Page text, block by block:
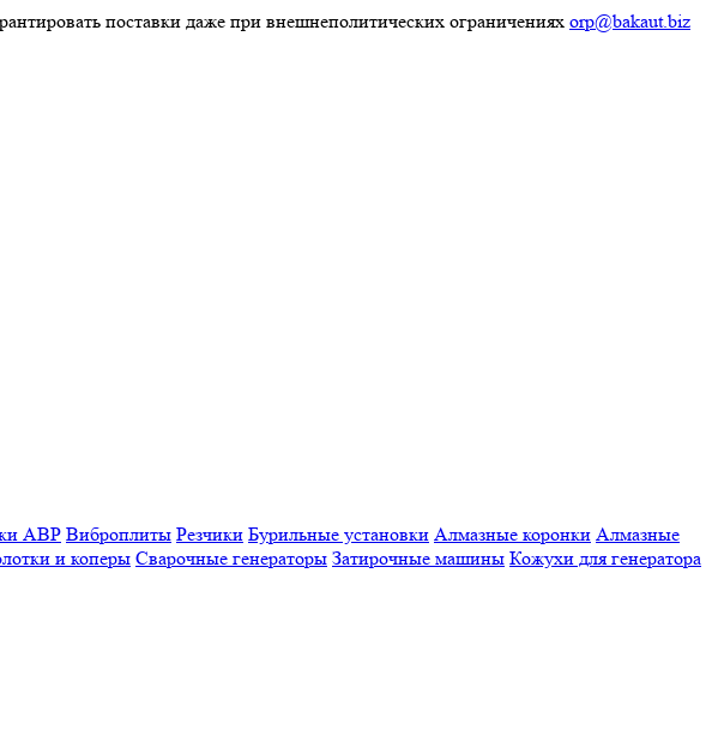
поставки даже при внешнеполитических ограничениях orp@bakaut.biz
АВР Виброплиты Резчики Бурильные установки Алмазные коронки Алмазные
и коперы Сварочные генераторы Затирочные машины Кожухи для генератора